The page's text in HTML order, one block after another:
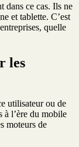
dans ce cas. Ils ne
et tablette. C’est
quelle
les
utilisateur ou de
à l’ère du mobile
moteurs de